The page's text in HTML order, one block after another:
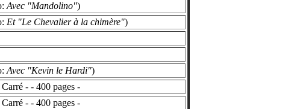
Avec "Mandolino")
Et "Le Chevalier à la chimère")
Avec "Kevin le Hardi")
- - 400 pages -
- - 400 pages -